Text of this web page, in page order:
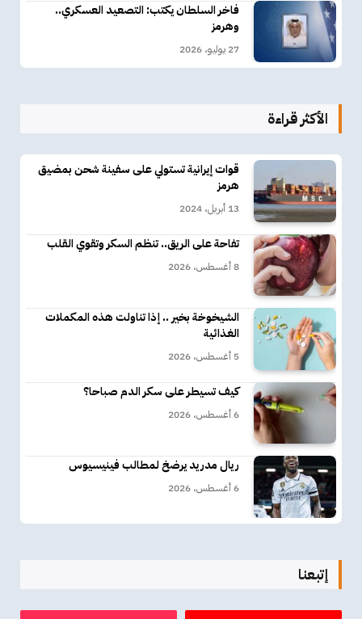
فاخر السلطان يكتب: التصعيد العسكري..
وهرمز
27 يوليو، 2026
الأكثر قراءة
قوات إيرانية تستولي على سفينة شحن بمضيق
هرمز
13 أبريل، 2024
تفاحة على الريق.. تنظم السكر وتقوي القلب
8 أغسطس، 2026
الشيخوخة بخير .. إذا تناولت هذه المكملات
الغذائية
5 أغسطس، 2026
كيف تسيطر على سكر الدم صباحا؟
6 أغسطس، 2026
ريال مدريد يرضخ لمطالب فينيسيوس
6 أغسطس، 2026
إتبعنا